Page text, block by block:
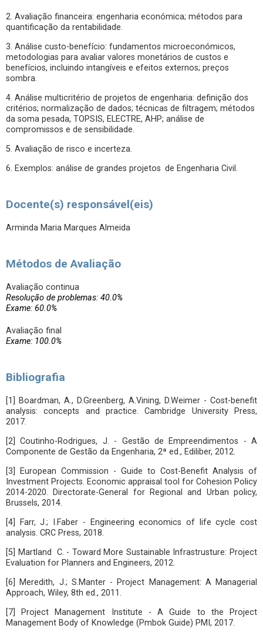
2. Avaliação financeira: engenharia económica; métodos para
quantificação da rentabilidade.
3. Análise custo-benefício: fundamentos microeconómicos,
metodologias para avaliar valores monetários de custos e
benefícios, incluindo intangíveis e efeitos externos; preços
sombra.
4. Análise multicritério de projetos de engenharia: definição dos
critérios; normalização de dados; técnicas de filtragem; métodos
da soma pesada, TOPSIS, ELECTRE, AHP; análise de
compromissos e de sensibilidade.
5. Avaliação de risco e incerteza.
6. Exemplos: análise de grandes projetos de Engenharia Civil.
Docente(s) responsável(eis)
Arminda Maria Marques Almeida
Métodos de Avaliação
Avaliação continua
Resolução de problemas: 40.0%
Exame: 60.0%
Avaliação final
Exame: 100.0%
Bibliografia
[1] Boardman, A., D.Greenberg, A.Vining, D.Weimer - Cost-benefit
analysis: concepts and practice. Cambridge University Press,
2017.
[2] Coutinho-Rodrigues, J. - Gestão de Empreendimentos - A
Componente de Gestão da Engenharia, 2ª ed., Ediliber, 2012.
[3] European Commission - Guide to Cost-Benefit Analysis of
Investment Projects. Economic appraisal tool for Cohesion Policy
2014-2020. Directorate-General for Regional and Urban policy,
Brussels, 2014.
[4] Farr, J.; I.Faber - Engineering economics of life cycle cost
analysis. CRC Press, 2018.
[5] Martland C. - Toward More Sustainable Infrastrusture: Project
Evaluation for Planners and Engineers, 2012.
[6] Meredith, J.; S.Manter - Project Management: A Managerial
Approach, Wiley, 8th ed., 2011.
[7] Project Management Institute - A Guide to the Project
Management Body of Knowledge (Pmbok Guide) PMI, 2017.